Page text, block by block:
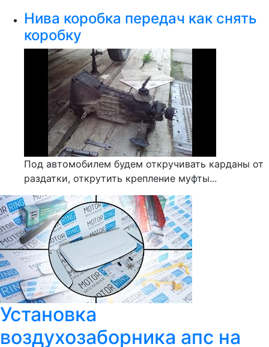
Нива коробка передач как снять
коробку
Под автомобилем будем откручивать карданы от
раздатки, открутить крепление муфты...
Установка
воздухозаборника апс на